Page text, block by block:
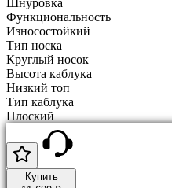
Функциональность
Износостойкий
Тип носка
Круглый носок
Высота каблука
Низкий топ
Тип каблука
Плоский
Купить